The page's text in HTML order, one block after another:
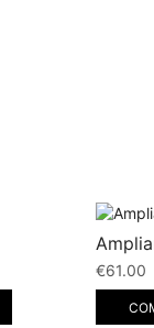
€61.00